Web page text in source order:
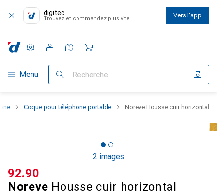
digitec
Trouvez et commandez plus vite Vers l'app
Navigation par catégorie
Menu Recherche
Paramètres
Compte client
Listes de comparaison
Listes d'envies
Panier
Coque pour téléphone portable Noreve Housse cuir horizontal
2 images
Noreve Housse cuir horizontal
CHF
92.90